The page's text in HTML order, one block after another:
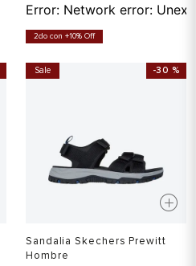
Error: Network error:
2do con +10% Off
Sale -30 %
Sandalia Skechers Prewitt
Hombre